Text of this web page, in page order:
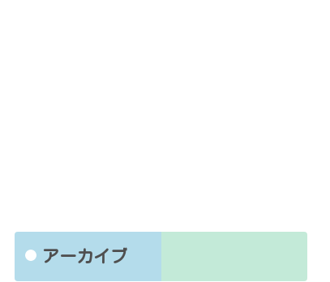
アーカイブ